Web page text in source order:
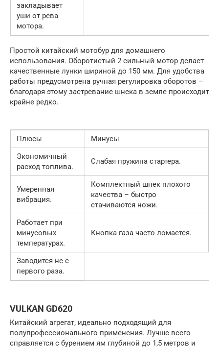
закладывает
уши от рева
мотора.
Простой китайский мотобур для домашнего
использования. Оборотистый 2-сильный мотор делает
качественные лунки шириной до 150 мм. Для удобства
работы предусмотрена ручная регулировка оборотов –
благодаря этому застревание шнека в земле происходит
крайне редко.
Плюсы
Минусы
Экономичный
расход топлива.
Слабая пружина стартера.
Умеренная
вибрация.
Комплектный шнек плохого
качества – быстро
стачиваются ножи.
Работает при
минусовых
температурах.
Кнопка газа часто ломается.
Заводится не с
первого раза.
VULKAN GD620
Китайский агрегат, идеально подходящий для
полупрофессионального применения. Лучше всего
справляется с бурением ям глубиной до 1,5 метров и